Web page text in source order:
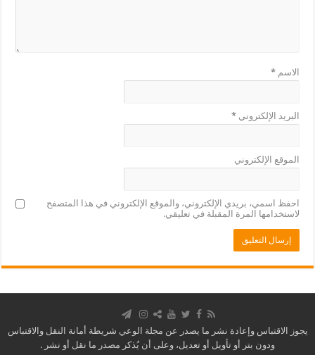
الاسم*
البريد الإلكتروني*
الموقع الإلكتروني
احفظ اسمي، بريدي الإلكتروني، والموقع الإلكتروني في هذا المتصفح
لاستخدامها المرة المقبلة في تعليقي.
يجوز الاقتباس وإعادة نشر ما يصدر عن مجلة الوعي شريطة أمانة النقل والاقتباس
ودون بتر أو تأويل أو تعديل، وعلى أن يُذكر مصدر ما نقل أو نشر .